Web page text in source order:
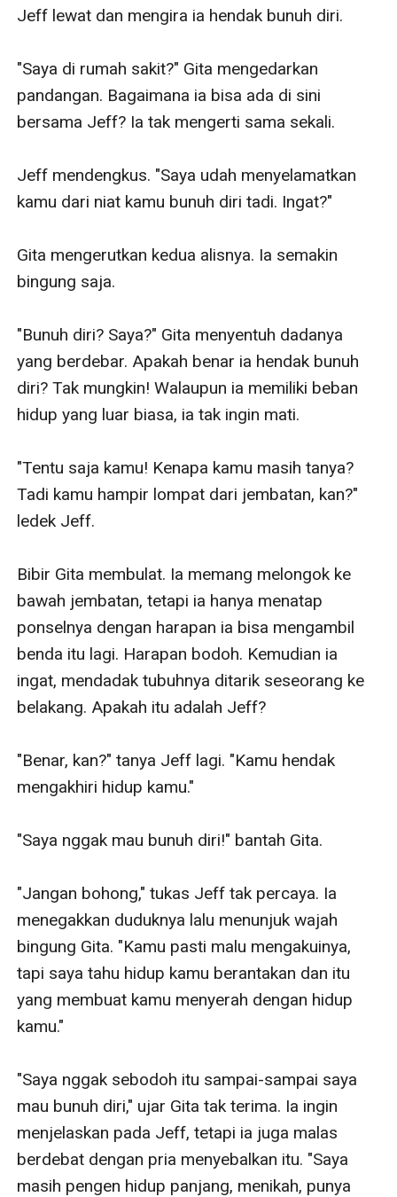
Jeff lewat dan mengira ia hendak bunuh diri.
"Saya di rumah sakit?" Gita mengedarkan
pandangan. Bagaimana ia bisa ada di sini
bersama Jeff? Ia tak mengerti sama sekali.
Jeff mendengkus. "Saya udah menyelamatkan
kamu dari niat kamu bunuh diri tadi. Ingat?"
Gita mengerutkan kedua alisnya. Ia semakin
bingung saja.
"Bunuh diri? Saya?" Gita menyentuh dadanya
yang berdebar. Apakah benar ia hendak bunuh
diri? Tak mungkin! Walaupun ia memiliki beban
hidup yang luar biasa, ia tak ingin mati.
"Tentu saja kamu! Kenapa kamu masih tanya?
Tadi kamu hampir lompat dari jembatan, kan?"
ledek Jeff.
Bibir Gita membulat. Ia memang melongok ke
bawah jembatan, tetapi ia hanya menatap
ponselnya dengan harapan ia bisa mengambil
benda itu lagi. Harapan bodoh. Kemudian ia
ingat, mendadak tubuhnya ditarik seseorang ke
belakang. Apakah itu adalah Jeff?
"Benar, kan?" tanya Jeff lagi. "Kamu hendak
mengakhiri hidup kamu."
"Saya nggak mau bunuh diri!" bantah Gita.
"Jangan bohong," tukas Jeff tak percaya. Ia
menegakkan duduknya lalu menunjuk wajah
bingung Gita. "Kamu pasti malu mengakuinya,
tapi saya tahu hidup kamu berantakan dan itu
yang membuat kamu menyerah dengan hidup
kamu."
"Saya nggak sebodoh itu sampai-sampai saya
mau bunuh diri," ujar Gita tak terima. Ia ingin
menjelaskan pada Jeff, tetapi ia juga malas
berdebat dengan pria menyebalkan itu. "Saya
masih pengen hidup panjang, menikah, punya